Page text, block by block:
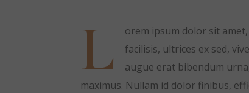
L
orem ipsum dolor sit
facilisis, ultrices ex sed,
augue erat bibendum
maximus. Nullam id dolor finibus,